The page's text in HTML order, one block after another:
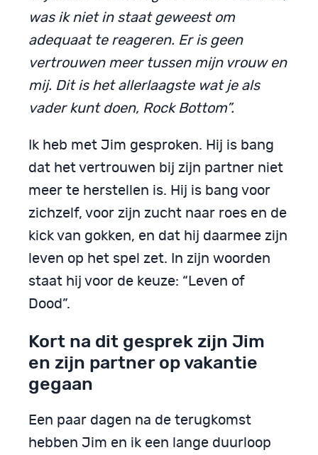
was ik niet in staat geweest om
adequaat te reageren. Er is geen
vertrouwen meer tussen mijn vrouw en
mij. Dit is het allerlaagste wat je als
vader kunt doen, Rock Bottom”.
Ik heb met Jim gesproken. Hij is bang
dat het vertrouwen bij zijn partner niet
meer te herstellen is. Hij is bang voor
zichzelf, voor zijn zucht naar roes en de
kick van gokken, en dat hij daarmee zijn
leven op het spel zet. In zijn woorden
staat hij voor de keuze: “Leven of
Dood”.
Kort na dit gesprek zijn Jim
en zijn partner op vakantie
gegaan
Een paar dagen na de terugkomst
hebben Jim en ik een lange duurloop